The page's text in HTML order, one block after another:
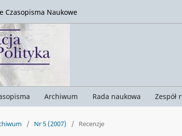
Archiwum Rada naukowa Zespół
Czasopisma Naukowe
/ Nr 5 (2007) / Recenzje